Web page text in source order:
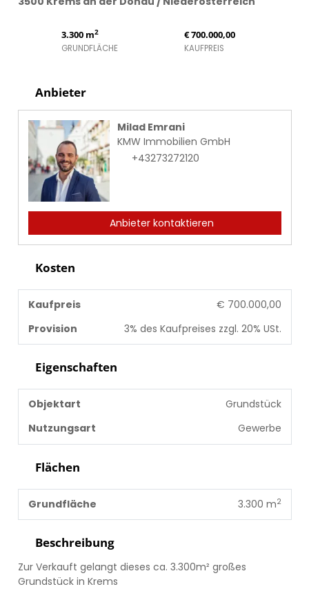
3.300 m2
GRUNDFLÄCHE
€ 700.000,00
KAUFPREIS
Beschreibung
Zur Verkauft gelangt dieses ca. 3.300m² großes
Grundstück in Krems
Anbieter
Milad Emrani
KMW Immobilien GmbH
+43273272120
Anbieter kontaktieren
Kosten
Kaufpreis
€ 700.000,00
Provision
3% des Kaufpreises zzgl. 20% USt.
Eigenschaften
Objektart
Grundstück
Nutzungsart
Gewerbe
Flächen
Grundfläche 3.300 m2